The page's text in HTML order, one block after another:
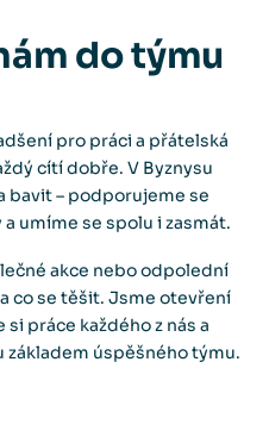
do týmu
pro práci a přátelská
cítí dobře. V Byznysu
bavit – podporujeme se
umíme se spolu i zasmát.
akce nebo odpolední
co se těšit. Jsme otevření
práce každého z nás a
základem úspěšného týmu.